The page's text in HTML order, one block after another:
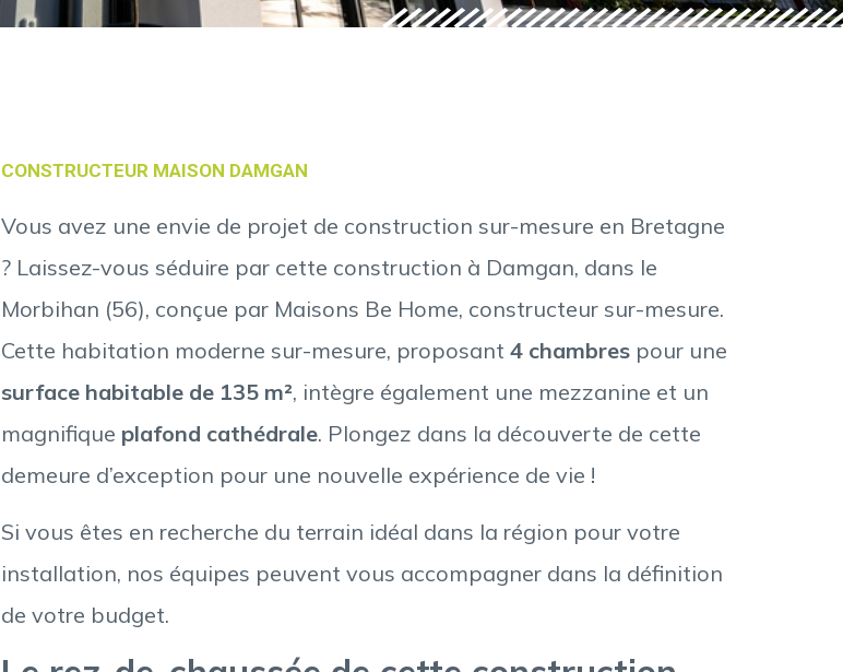
CONSTRUCTEUR MAISON DAMGAN
Vous avez une envie de projet de construction sur-mesure en Bretagne
? Laissez-vous séduire par cette construction à Damgan, dans le
Morbihan (56), conçue par Maisons Be Home, constructeur sur-mesure.
Cette habitation moderne sur-mesure, proposant4 chambres pour une
surface habitable de 135 m², intègre également une mezzanine et un
magnifique plafond cathédrale. Plongez dans la découverte de cette
demeure d’exception pour une nouvelle expérience de vie !
Si vous êtes en recherche du terrain idéal dans la région pour votre
installation, nos équipes peuvent vous accompagner dans la définition
de votre budget.